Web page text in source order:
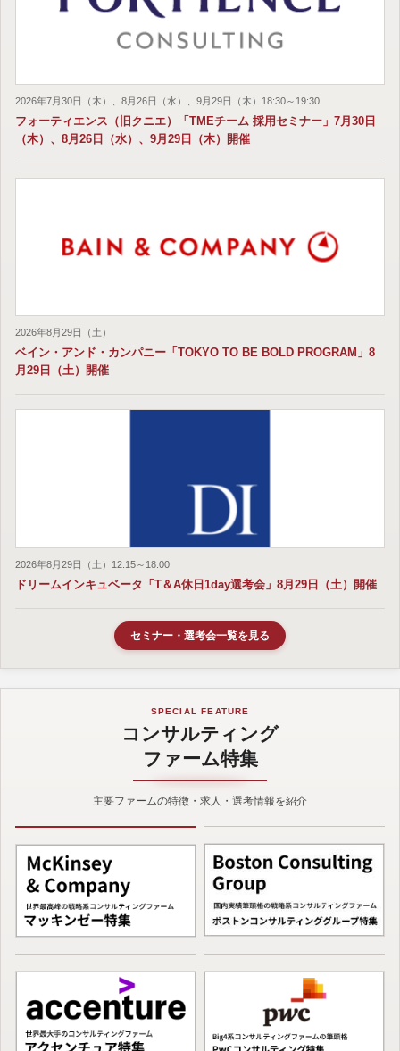
2026年7月30日（木）、8月26日（水）、9月29日（木）18:30～19:30
フォーティエンス（旧クニエ）「TMEチーム 採用セミナー」7月30日
（木）、8月26日（水）、9月29日（木）開催
2026年8月29日（土）
ベイン・アンド・カンパニー「TOKYO TO BE BOLD PROGRAM」8
月29日（土）開催
2026年8月29日（土）12:15～18:00
ドリームインキュベータ「T＆A休日1day選考会」8月29日（土）開催
セミナー・選考会一覧を見る
SPECIAL FEATURE
コンサルティング
ファーム特集
主要ファームの特徴・求人・選考情報を紹介